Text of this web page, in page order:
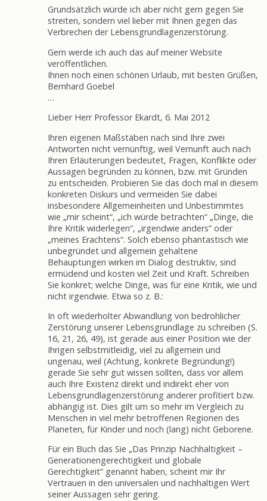
Grundsätzlich würde ich aber nicht gern gegen Sie
streiten, sondern viel lieber mit Ihnen gegen das
Verbrechen der Lebensgrundlagenzerstörung.
Gern werde ich auch das auf meiner Website
veröffentlichen.
Ihnen noch einen schönen Urlaub, mit besten Grüßen,
Bernhard Goebel
…
Lieber Herr Professor Ekardt, 6. Mai 2012
Ihren eigenen Maßstäben nach sind Ihre zwei
Antworten nicht vernünftig, weil Vernunft auch nach
Ihren Erläuterungen bedeutet, Fragen, Konflikte oder
Aussagen begründen zu können, bzw. mit Gründen
zu entscheiden. Probieren Sie das doch mal in diesem
konkreten Diskurs und vermeiden Sie dabei
insbesondere Allgemeinheiten und Unbestimmtes
wie „mir scheint“, „ich würde betrachten“ „Dinge, die
Ihre Kritik widerlegen“, „irgendwie anders“ oder
„meines Erachtens“. Solch ebenso phantastisch wie
unbegründet und allgemein gehaltene
Behauptungen wirken im Dialog destruktiv, sind
ermüdend und kosten viel Zeit und Kraft. Schreiben
Sie konkret; welche Dinge, was für eine Kritik, wie und
nicht irgendwie. Etwa so z. B.:
In oft wiederholter Abwandlung von bedrohlicher
Zerstörung unserer Lebensgrundlage zu schreiben (S.
16, 21, 26, 49), ist gerade aus einer Position wie der
Ihrigen selbstmitleidig, viel zu allgemein und
ungenau, weil (Achtung, konkrete Begründung!)
gerade Sie sehr gut wissen sollten, dass vor allem
auch Ihre Existenz direkt und indirekt eher von
Lebensgrundlagenzerstörung anderer profitiert bzw.
abhängig ist. Dies gilt um so mehr im Vergleich zu
Menschen in viel mehr betroffenen Regionen des
Planeten, für Kinder und noch (lang) nicht Geborene.
Für ein Buch das Sie „Das Prinzip Nachhaltigkeit –
Generationengerechtigkeit und globale
Gerechtigkeit“ genannt haben, scheint mir Ihr
Vertrauen in den universalen und nachhaltigen Wert
seiner Aussagen sehr gering.